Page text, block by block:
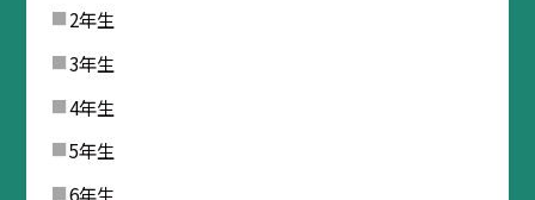
2年生
3年生
4年生
5年生
6年生